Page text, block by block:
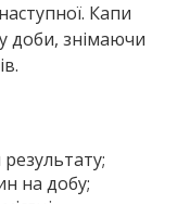
Капи
доби, знімаючи
на добу;